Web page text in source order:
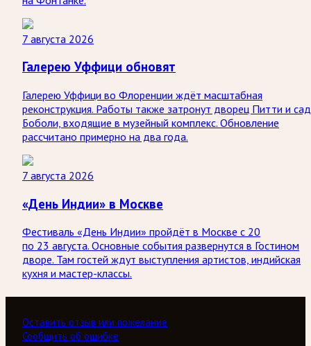
7 августа 2026
Галерею Уффици обновят
Галерею Уффици во Флоренции ждёт масштабная
реконструкция. Работы также затронут дворец Питти и
Боболи, входящие в музейный комплекс. Обновление
рассчитано примерно на два года.
7 августа 2026
«День Индии» в Москве
Фестиваль «День Индии» пройдёт в Москве с 20
по 23 августа. Основные события развернутся в Гостином
дворе. Там гостей ждут выступления артистов, индийская
кухня и мастер-классы.
Оставить отзыв или пожелание
Сообщить об ошибке